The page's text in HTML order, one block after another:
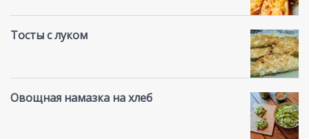
Тосты с луком
Овощная намазка на хлеб